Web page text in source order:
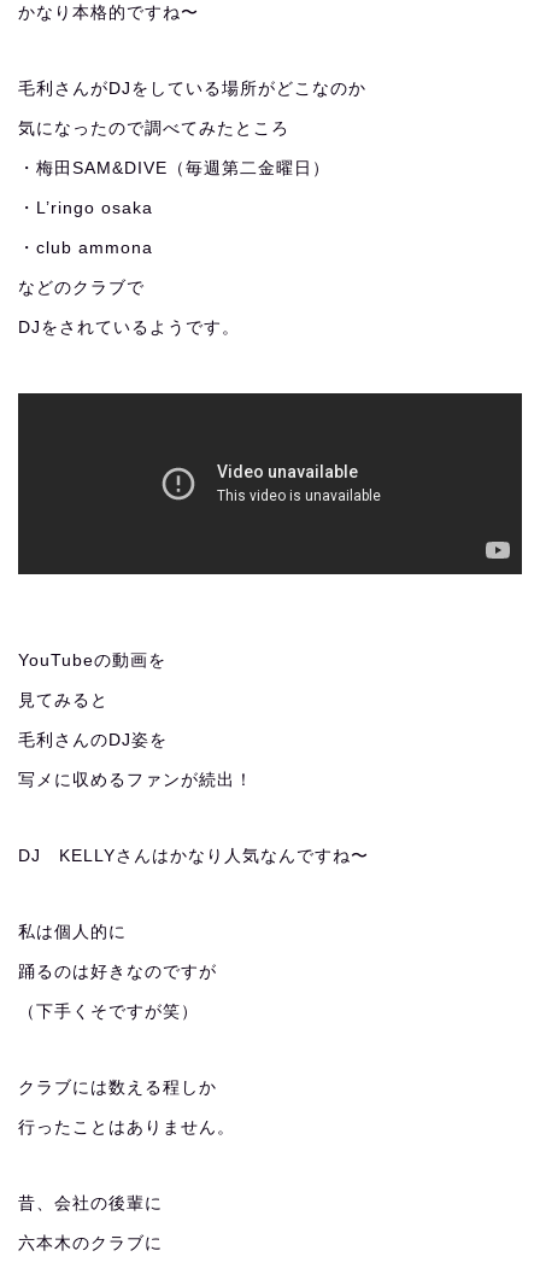
かなり本格的ですね〜
毛利さんがDJをしている場所がどこなのか
気になったので調べてみたところ
・梅田SAM&DIVE（毎週第二金曜日）
・L’ringo osaka
・club ammona
などのクラブで
DJをされているようです。
YouTubeの動画を
見てみると
毛利さんのDJ姿を
写メに収めるファンが続出！
DJ KELLYさんはかなり人気なんですね〜
私は個人的に
踊るのは好きなのですが
（下手くそですが笑）
クラブには数える程しか
行ったことはありません。
昔、会社の後輩に
六本木のクラブに